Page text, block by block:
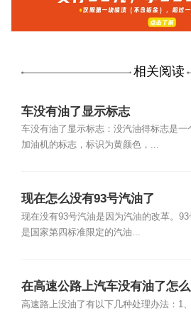
相关阅读
车没有油了显示标志
车没有油了显示标志：没汽油得标志是一
加油机的标志，标识为黄颜色，...
现在怎么没有93号汽油了
现在没有93号汽油是因为汽油的改革。93
是国家第四标准限定的汽油...
在高速公路上汽车没有油了怎
高速路上没油了有以下几种处理办法：1